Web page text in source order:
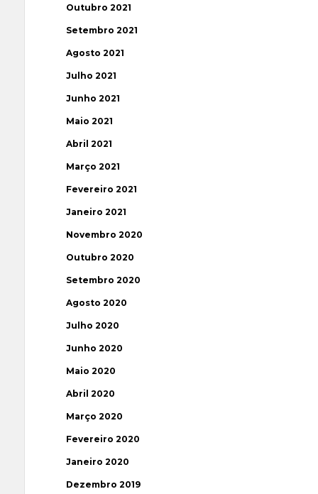
Outubro 2021
Setembro 2021
Agosto 2021
Julho 2021
Junho 2021
Maio 2021
Abril 2021
Março 2021
Fevereiro 2021
Janeiro 2021
Novembro 2020
Outubro 2020
Setembro 2020
Agosto 2020
Julho 2020
Junho 2020
Maio 2020
Abril 2020
Março 2020
Fevereiro 2020
Janeiro 2020
Dezembro 2019